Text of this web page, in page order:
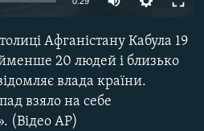
Афганістану Кабула 19
20 людей і близько
влада країни.
взяло на себе
(Відео AP)